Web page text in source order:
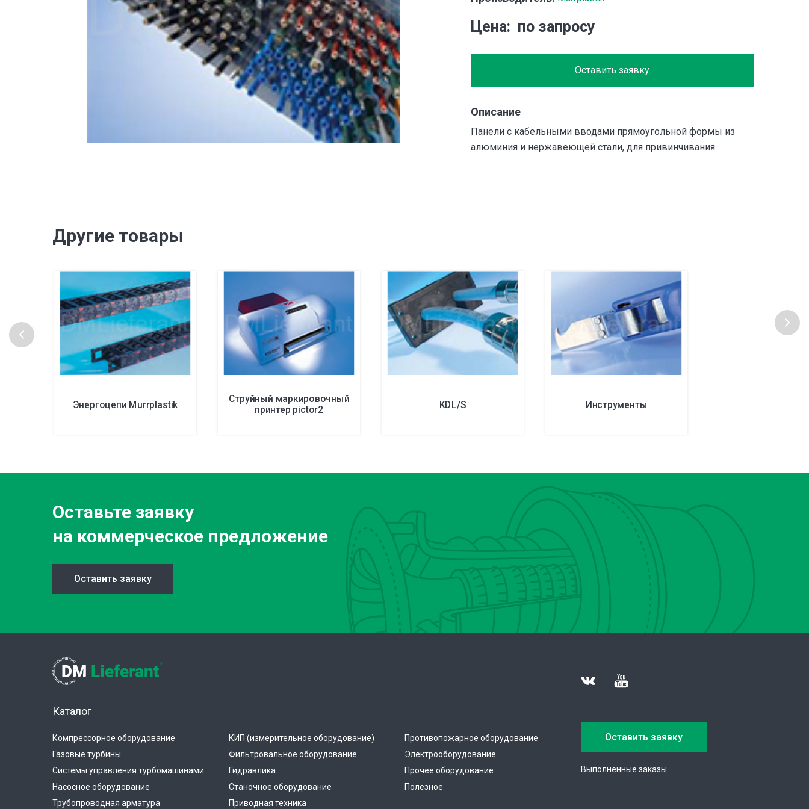
Цена по запросу
Оставить заявку
Описание
Панели с кабельными вводами прямоугольной формы из
алюминия и нержавеющей стали, для привинчивания.
Другие товары
Энергоцепи Murrplastik Струйный маркировочный
принтер pictor2 KDL/S Инструменты
Оставьте заявку
на коммерческое предложение
Оставить заявку
Каталог
Компрессорное оборудование
Газовые турбины
Системы управления турбомашинами
Насосное оборудование
Трубопроводная арматура
КИП (измерительное оборудование)
Фильтровальное оборудование
Гидравлика
Станочное оборудование
Приводная техника
Противопожарное оборудование
Электрооборудование
Прочее оборудование
Полезное
Оставить заявку
Выполненные заказы